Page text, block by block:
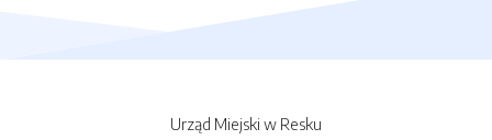
Urząd Miejski w Resku